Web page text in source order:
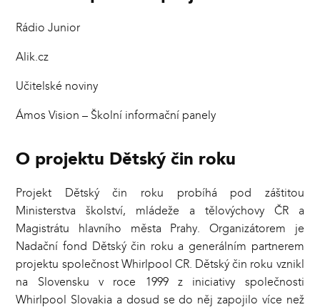
Rádio Junior
Alik.cz
Učitelské noviny
Ámos Vision – Školní informační panely
O projektu Dětský čin roku
Projekt Dětský čin roku probíhá pod záštitou
Ministerstva školství, mládeže a tělovýchovy ČR a
Magistrátu hlavního města Prahy. Organizátorem je
Nadační fond Dětský čin roku a generálním partnerem
projektu společnost Whirlpool CR. Dětský čin roku vznikl
na Slovensku v roce 1999 z iniciativy společnosti
Whirlpool Slovakia a dosud se do něj zapojilo více než